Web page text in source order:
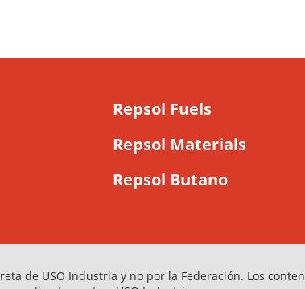
Repsol Fuels
Repsol Materials
Repsol Butano
de USO Industria y no por la Federación. Los